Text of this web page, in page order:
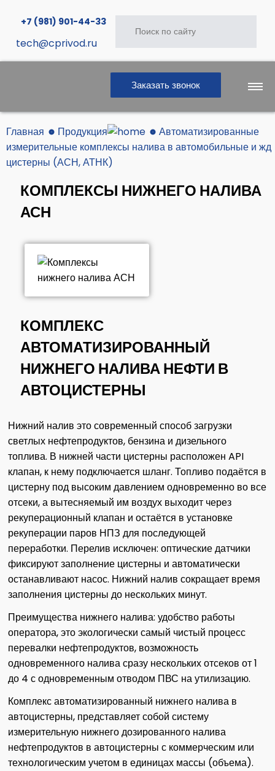
+7 (981) 901-44-33
Заказать звонок
tech@cprivod.ru
Главная
Продукция
Услуги
Фотогаллерея
Контакты
Главная Продукция
Автоматизированные
измерительные комплексы налива в автомобильные и жд
цистерны (АСН, АТНК)
КОМПЛЕКСЫ НИЖНЕГО НАЛИВА
АСН
КОМПЛЕКС
АВТОМАТИЗИРОВАННЫЙ
НИЖНЕГО НАЛИВА НЕФТИ В
АВТОЦИСТЕРНЫ
Нижний налив это современный способ загрузки
светлых нефтепродуктов, бензина и дизельного
топлива. В нижней части цистерны расположен API
клапан, к нему подключается шланг. Топливо подаётся в
цистерну под высоким давлением одновременно во все
отсеки, а вытесняемый им воздух выходит через
рекуперационный клапан и остаётся в установке
рекуперации паров НПЗ для последующей
переработки. Перелив исключен: оптические датчики
фиксируют заполнение цистерны и автоматически
останавливают насос. Нижний налив сокращает время
заполнения цистерны до нескольких минут.
Преимущества нижнего налива: удобство работы
оператора, это экологически самый чистый процесс
перевалки нефтепродуктов, возможность
одновременного налива сразу нескольких отсеков от 1
до 4 с одновременным отводом ПВС на утилизацию.
Комплекс автоматизированный нижнего налива в
автоцистерны, представляет собой систему
измерительную нижнего дозированного налива
нефтепродуктов в автоцистерны с коммерческим или
технологическим учетом в единицах массы (объема).